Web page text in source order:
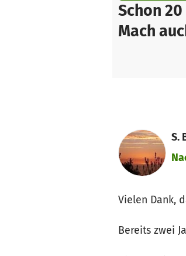
Schon
Mach
S.
Vielen Dank,
Bereits zwei